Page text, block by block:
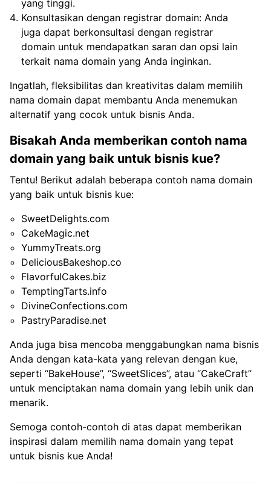
yang tinggi.
Konsultasikan dengan registrar domain: Anda
juga dapat berkonsultasi dengan registrar
domain untuk mendapatkan saran dan opsi lain
terkait nama domain yang Anda inginkan.
Ingatlah, fleksibilitas dan kreativitas dalam memilih
nama domain dapat membantu Anda menemukan
alternatif yang cocok untuk bisnis Anda.
Bisakah Anda memberikan contoh nama
domain yang baik untuk bisnis kue?
Tentu! Berikut adalah beberapa contoh nama domain
yang baik untuk bisnis kue:
SweetDelights.com
CakeMagic.net
YummyTreats.org
DeliciousBakeshop.co
FlavorfulCakes.biz
TemptingTarts.info
DivineConfections.com
PastryParadise.net
Anda juga bisa mencoba menggabungkan nama bisnis
Anda dengan kata-kata yang relevan dengan kue,
seperti “BakeHouse”, “SweetSlices”, atau “CakeCraft”
untuk menciptakan nama domain yang lebih unik dan
menarik.
Semoga contoh-contoh di atas dapat memberikan
inspirasi dalam memilih nama domain yang tepat
untuk bisnis kue Anda!